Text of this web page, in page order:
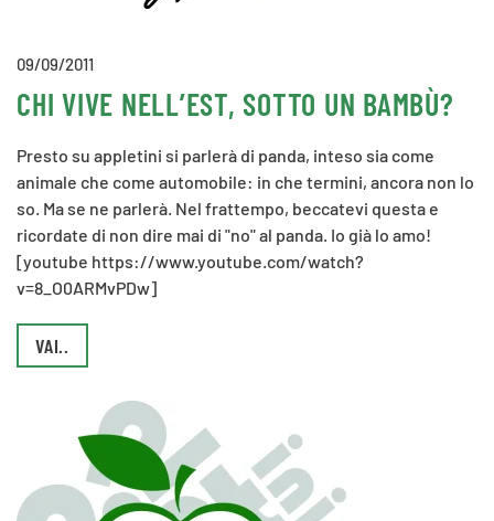
09/09/2011
CHI VIVE NELL’EST, SOTTO UN BAMBÙ?
Presto su appletini si parlerà di panda, inteso sia come
animale che come automobile: in che termini, ancora non lo
so. Ma se ne parlerà. Nel frattempo, beccatevi questa e
ricordate di non dire mai di "no" al panda. Io già lo amo!
[youtube https://www.youtube.com/watch?
v=8_O0ARMvPDw]
VAI..